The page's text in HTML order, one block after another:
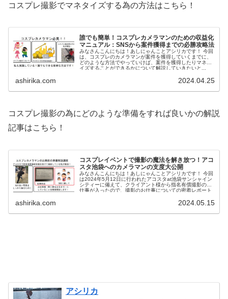
コスプレ撮影でマネタイズする為の方法はこちら！
誰でも簡単！コスプレカメラマンのための収益化
マニュアル：SNSから案件獲得までの必勝攻略法
みなさんこんにちは！あしにゃんことアシリカです！ 今回
は、コスプレのカメラマンが案件を獲得していくまでに、
どのような方法でやっていけば、案件を獲得したりマネタ
イズすることができるかについて解説していきたいと...
ashirika.com 2024.04.25
コスプレ撮影の為にどのような準備をすれば良いかの解説
記事はこちら！
コスプレイベントで撮影の魔法を解き放つ！アコ
スタ池袋へのカメラマンの支度大公開
みなさんこんにちは！あしにゃんことアシリカです！ 今回
は2024年5月12日に行われたアコスタat池袋サンシャイン
シティーに備えて、クライアント様から指名有償撮影のお
仕事が入ったので、撮影のお仕事についての密着レポート
ashirika.com 2024.05.15
アシリカ